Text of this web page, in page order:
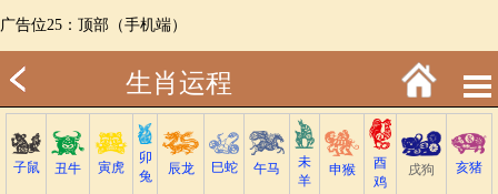
广告位25：顶部（手机端）
生肖运程
子鼠 丑牛 寅虎
卯
兔
辰龙 巳蛇 午马
未
羊
申猴
酉
鸡
戌狗 亥猪